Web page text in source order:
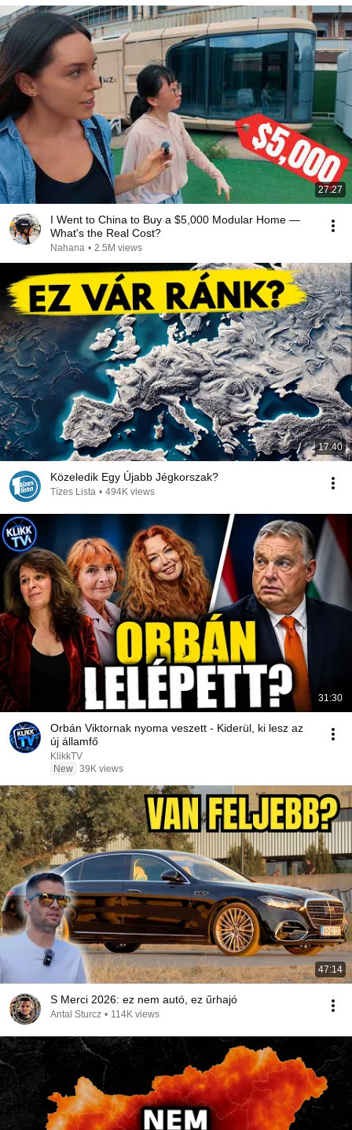
27:27
I Went to China to Buy a $5,000 Modular Home —
What's the Real Cost?
Nahana • 2.5M views
17:40
Közeledik Egy Újabb Jégkorszak?
Tízes Lista • 494K views
31:30
Orbán Viktornak nyoma veszett - Kiderül, ki lesz az
új államfő
KlikkTV
New 39K views
47:14
S Merci 2026: ez nem autó, ez űrhajó
Antal Sturcz • 114K views